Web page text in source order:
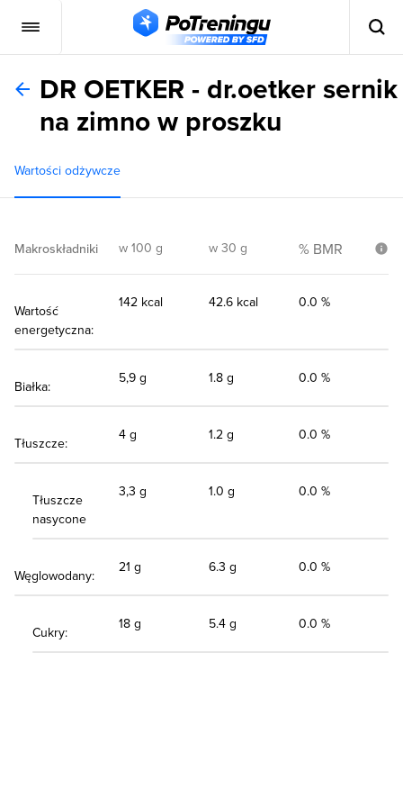
DR OETKER - dr.oetker sernik
na zimno w proszku
Wartości odżywcze
Makroskładniki w 100 g w 30 g % BMR
Wartość
energetyczna:
142 kcal 42.6 kcal 0.0 %
Białka:
5,9 g 1.8 g 0.0 %
Tłuszcze:
4 g 1.2 g 0.0 %
Tłuszcze
nasycone
3,3 g 1.0 g 0.0 %
Węglowodany:
21 g 6.3 g 0.0 %
Cukry:
18 g 5.4 g 0.0 %